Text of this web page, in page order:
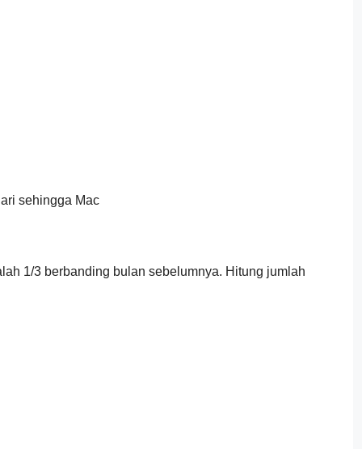
sehingga Mac
1/3 berbanding bulan sebelumnya. Hitung jumlah